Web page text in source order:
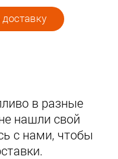
в разные
нашли свой
с нами, чтобы